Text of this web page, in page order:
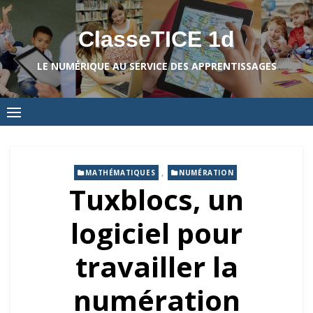
Skip
to
content
ClasseTICE 1d
LE NUMÉRIQUE AU SERVICE DES APPRENTISSAGES
MATHÉMATIQUES , NUMÉRATION
Tuxblocs, un
logiciel pour
travailler la
numération